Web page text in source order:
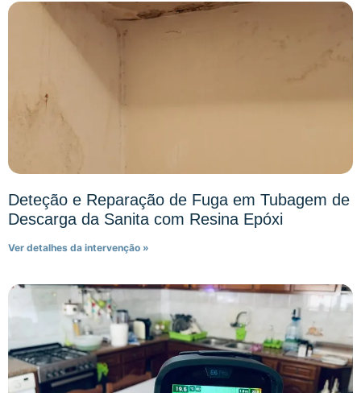
Deteção e Reparação de Fuga em Tubagem de
Descarga da Sanita com Resina Epóxi
Ver detalhes da intervenção »